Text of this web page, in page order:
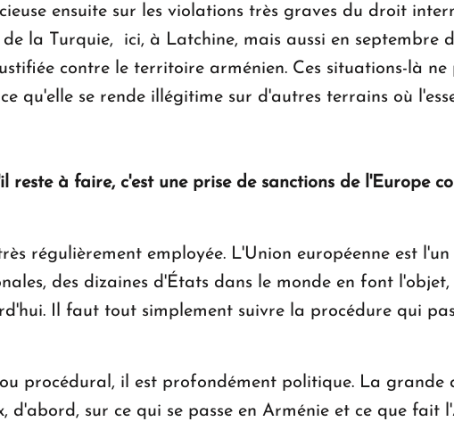
ensuite sur les violations très graves du droit
la Turquie, ici, à Latchine, mais aussi en septembre
contre le territoire arménien. Ces situations-là
qu'elle se rende illégitime sur d'autres terrains où
reste à faire, c'est une prise de sanctions de l'Europe
régulièrement employée. L'Union européenne est
des dizaines d'États dans le monde en font
Il faut tout simplement suivre la procédure qui
procédural, il est profondément politique. La grande
d'abord, sur ce qui se passe en Arménie et ce que fait